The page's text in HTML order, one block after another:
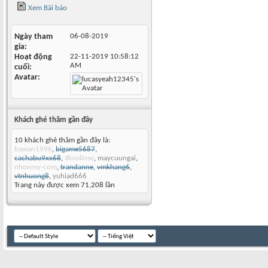
Xem Bài báo
Ngày tham
gia
06-08-2019
Hoạt động
cuối
22-11-2019 10:58:12
AM
Avatar
Khách ghé thăm gần đây
10 khách ghé thăm gần đây là:
bawan1996, bigame5687,
cachabu9xx68, JKoolinse, maycuungai,
nhonmy-com, trandanne, vmkhang6,
vtnhuong8, yuhiad666
Trang này được xem 71,208 lần